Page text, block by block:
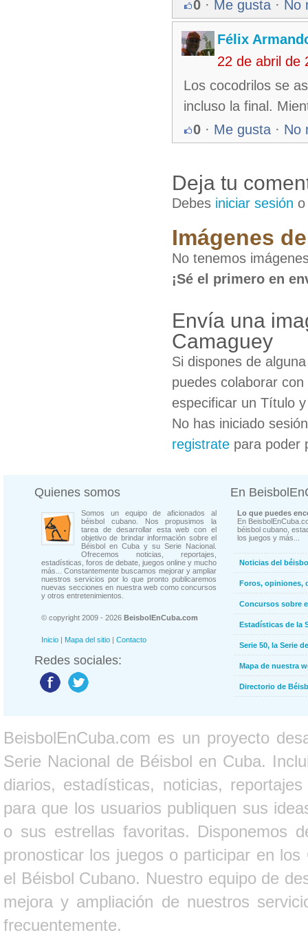
0 · Me gusta · No
Félix
22 de abril de
Los cocodrilos se
incluso la final.
0 · Me gusta · No
Deja tu
Debes iniciar sesión
Imágenes
No tenemos
¡Sé el primero en
Envía una
Camaguey
Si dispones de
puedes colaborar
especificar un Título
No has iniciado
registrate para poder
Quienes somos
Somos un equipo de aficionados al
béisbol cubano. Nos propusimos la
tarea de desarrollar esta web con el
objetivo de brindar información sobre el
Béisbol en Cuba y su Serie Nacional.
Ofrecemos noticias, reportajes,
estadísticas, foros de debate, juegos online y mucho
más... Constantemente buscamos mejorar y ampliar
nuestros servicios por lo que pronto publicaremos
nuevas secciones en nuestra web como concursos
y otros entretenimientos.
© copyright 2009 - 2026 BeisbolEnCuba.com
Inicio | Mapa del sitio | Contacto
Redes sociales:
En
Lo que puedes
En
béisbol cubano,
los juegos y más...
Noticias del
Foros, opiniones,
Concursos sobre
Estadísticas de la
Serie 50, la Serie
Mapa de nuestra
Directorio de
BeisbolEnCuba.com es un proyecto
Serie Nacional de Béisbol en Cuba.
diarios, estadísticas, noticias,
para que los usuarios publiquen sus
o sus estrellas favoritas. Disponemos
pronosticar los juegos o participar en
el Béisbol Cubano. Nuestro equipo de
mejora y ampliación de nuestros
frecuentemente.